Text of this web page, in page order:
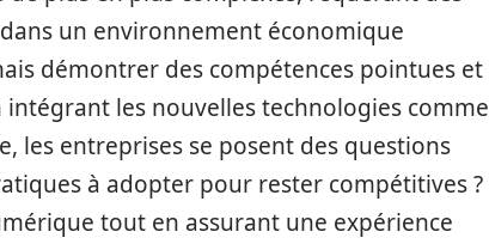
un environnement économique
démontrer des compétences pointues et
les nouvelles technologies comme
les entreprises se posent des questions
à adopter pour rester compétitives ?
tout en assurant une expérience